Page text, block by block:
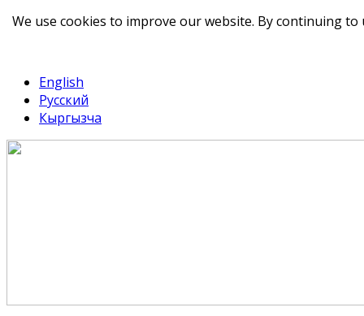
English
Русский
Кыргызча
We use cookies to improve our website. By continuing